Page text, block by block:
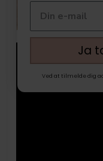
Ja
Ved at tilmelde dig